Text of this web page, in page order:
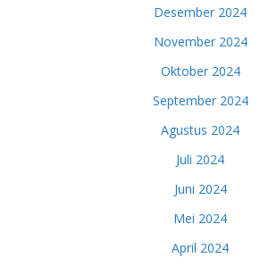
Desember 2024
November 2024
Oktober 2024
September 2024
Agustus 2024
Juli 2024
Juni 2024
Mei 2024
April 2024